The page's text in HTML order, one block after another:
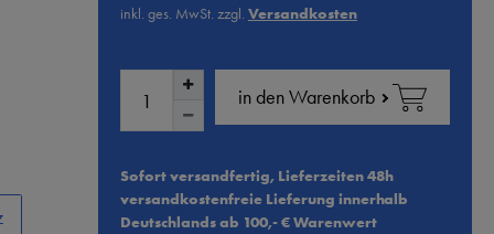
inkl. ges. MwSt. zzgl. Versandkosten
in den Warenkorb
Sofort versandfertig, Lieferzeiten 48h
versandkostenfreie Lieferung innerhalb
Deutschlands ab 100,- € Warenwert